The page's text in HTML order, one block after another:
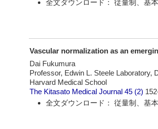
全文ダウンロード： 従量制、基
Vascular normalization as an
Dai Fukumura
Professor, Edwin L. Steele Laboratory,
Harvard Medical School
The Kitasato Medical Journal 45 (2)
全文ダウンロード： 従量制、基